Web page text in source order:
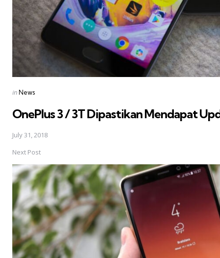
Posted
inNews
OnePlus 3 / 3T Dipastikan Mendapat
July 31, 2018
Next Post